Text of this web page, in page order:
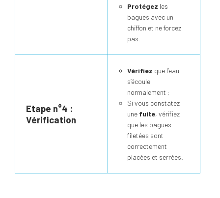
Protégez les
bagues avec un
chiffon et ne forcez
pas.
Etape n°4 :
Vérification
Vérifiez que l’eau
s’écoule
normalement ;
Si vous constatez
une fuite, vérifiez
que les bagues
filetées sont
correctement
placées et serrées.